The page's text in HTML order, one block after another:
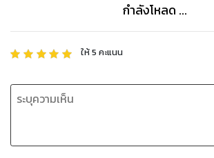
กำลังโหลด ...
ให้5 คะแนน